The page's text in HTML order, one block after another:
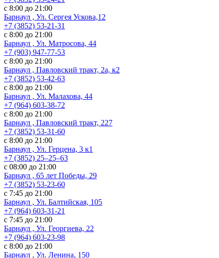
с 8:00 до 21:00
Барнаул , Ул. Сергея Ускова,12
+7 (3852) 53-21-31
с 8:00 до 21:00
Барнаул , Ул. Матросова, 44
+7 (903) 947-77-53
с 8:00 до 21:00
Барнаул , Павловский тракт, 2а, к2
+7 (3852) 53-42-63
с 8:00 до 21:00
Барнаул , Ул. Малахова, 44
+7 (964) 603-38-72
с 8:00 до 21:00
Барнаул , Павловский тракт, 227
+7 (3852) 53-31-60
с 8:00 до 21:00
Барнаул , Ул. ​Герцена, 3 к1
+7 (3852) 25‒25‒63
с 08:00 до 21:00
Барнаул , 65 лет Победы, 29
+7 (3852) 53-23-60
с 7:45 до 21:00
Барнаул , Ул. Балтийская, 105
+7 (964) 603-31-21
с 7:45 до 21:00
Барнаул , Ул. Георгиева, 22
+7 (964) 603-23-98
с 8:00 до 21:00
Барнаул , Ул. Ленина, 150